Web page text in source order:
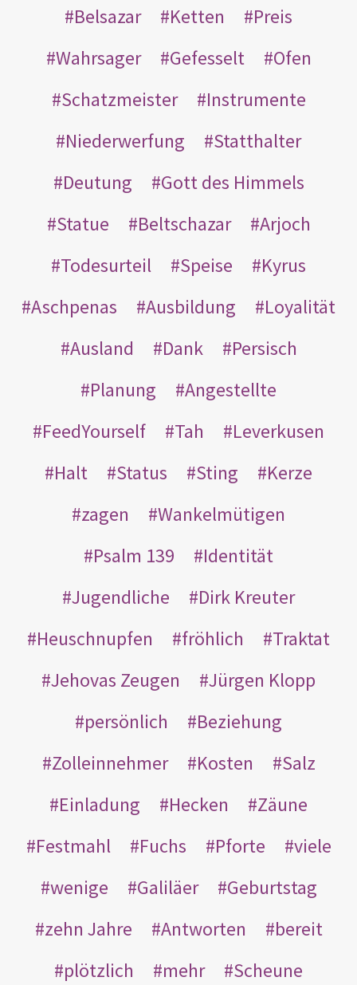
Belsazar
Ketten
Preis
Wahrsager
Gefesselt
Ofen
Schatzmeister
Instrumente
Niederwerfung
Statthalter
Deutung
Gott des Himmels
Statue
Beltschazar
Arjoch
Todesurteil
Speise
Kyrus
Aschpenas
Ausbildung
Loyalität
Ausland
Dank
Persisch
Planung
Angestellte
FeedYourself
Tah
Leverkusen
Halt
Status Sting
Kerze
zagen
Wankelmütigen
Psalm 139
Identität
Jugendliche
Dirk Kreuter
Heuschnupfen
fröhlich
Traktat
Jehovas Zeugen
Jürgen Klopp
persönlich
Beziehung
Zolleinnehmer
Kosten
Salz
Einladung
Hecken
Zäune
Festmahl
Fuchs Pforte
viele
wenige
Galiläer
Geburtstag
zehn Jahre
Antworten
bereit
plötzlich
mehr Scheune